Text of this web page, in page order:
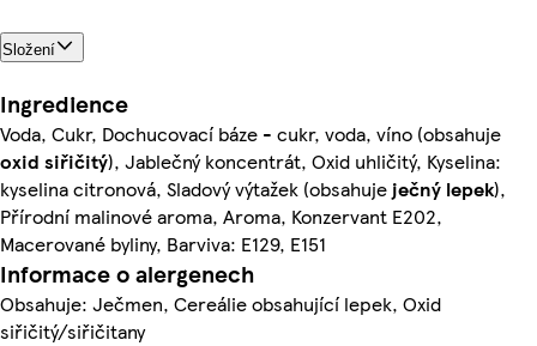
Složení
Ingredience
Voda, Cukr, Dochucovací báze - cukr, voda, víno (obsahuje
oxid siřičitý), Jablečný koncentrát, Oxid uhličitý, Kyselina:
kyselina citronová, Sladový výtažek (obsahuje ječný lepek),
Přírodní malinové aroma, Aroma, Konzervant E202,
Macerované byliny, Barviva: E129, E151
Informace o alergenech
Obsahuje: Ječmen, Cereálie obsahující lepek, Oxid
siřičitý/siřičitany